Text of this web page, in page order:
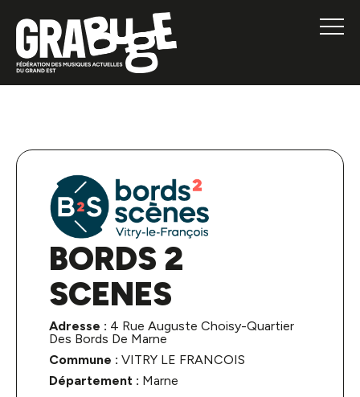
BORDS 2
SCENES
Adresse : 4 Rue Auguste Choisy-Quartier
Des Bords De Marne
Commune : VITRY LE FRANCOIS
Département : Marne